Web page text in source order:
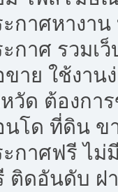
กาศหางาน
กาศ รวมเ
าย ใช้งาน
วัด ต้องกา
นโด ที่ดิน ข
กาศฟรี ไม่
ติดอันดับ ฝ